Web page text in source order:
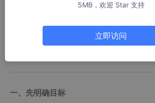
查了半天，其实原因很简单：
手机访问不到你电脑的 localhost 或 127.0.0.1
解决办法就是把本地服务映射成一个公网地址
一、先明确目标
5MB，欢迎 Star 支持
立即访问